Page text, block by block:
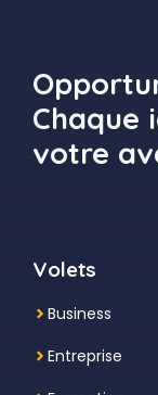
Chaque
votre
Volets
Business
Entreprise